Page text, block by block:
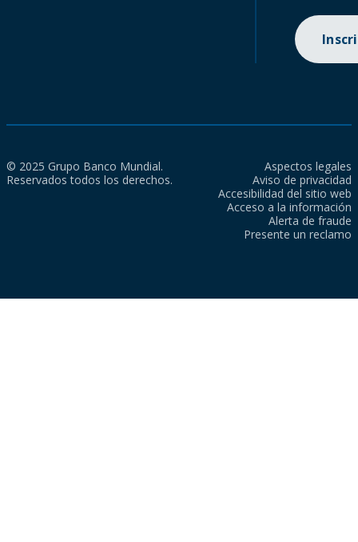
© 2025 Grupo Banco Mundial.
Reservados todos los derechos.
Aspectos legales
Aviso de privacidad
Accesibilidad del sitio web
Acceso a la información
Alerta de fraude
Presente un reclamo